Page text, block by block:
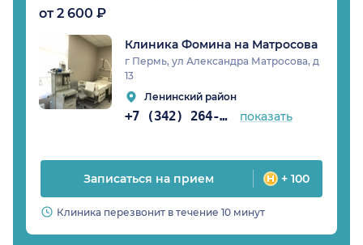
от 2 600 ₽
Клиника Фомина на Матросова
г Пермь, ул Александра Матросова, д
13
Ленинский район
+7 (342) 264-02-90 показать
Записаться на прием + 100
Клиника перезвонит в течение 10 минут